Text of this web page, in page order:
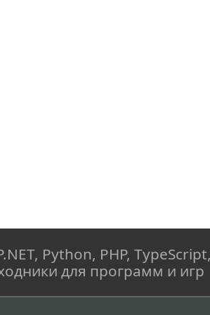
Python, PHP,
для программ и игр